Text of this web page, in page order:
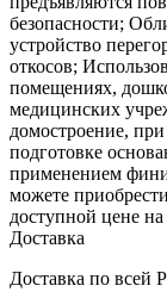
безопасности;
устройство
откосов;
помещениях,
медицинских
домостроение,
подготовке
применением
можете
доступной цене
Доставка
Доставка по всей